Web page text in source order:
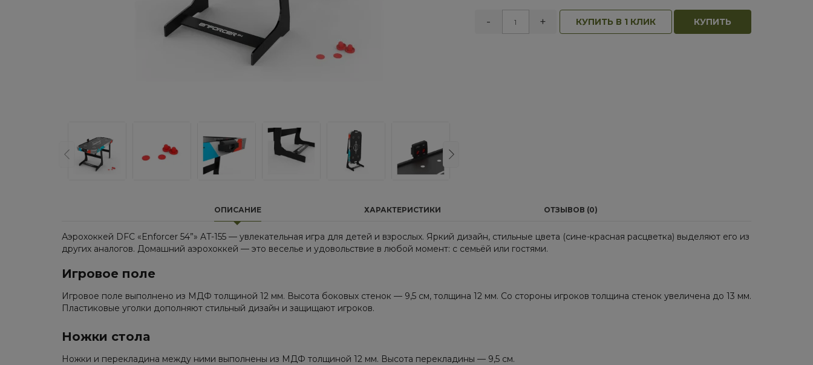
- + КУПИТЬ В 1 КЛИК КУПИТЬ
ОПИСАНИЕ ХАРАКТЕРИСТИКИ ОТЗЫВОВ (0)
Аэрохоккей DFC «Enforcer 54”» AT-155 — увлекательная игра для детей и взрослых. Яркий дизайн, стильные цвета (сине-красная расцветка) выделяют его из
других аналогов. Домашний аэрохоккей — это веселье и удовольствие в любой момент: с семьёй или гостями.
Игровое поле
Игровое поле выполнено из МДФ толщиной 12 мм. Высота боковых стенок — 9,5 см, толщина 12 мм. Со стороны игроков толщина стенок увеличена до 13 мм.
Пластиковые уголки дополняют стильный дизайн и защищают игроков.
Ножки стола
Ножки и перекладина между ними выполнены из МДФ толщиной 12 мм. Высота перекладины — 9,5 см.